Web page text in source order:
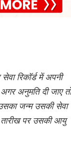
रिकॉर्ड में अपनी
अनुमति दी जाए तो
उसका जन्म उसकी सेवा
तारीख पर उसकी आयु